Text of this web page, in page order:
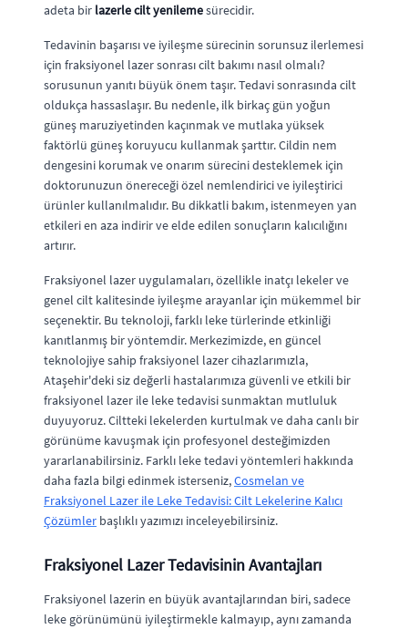
adeta bir lazerle cilt yenilemesürecidir.
Tedavinin başarısı ve iyileşme sürecinin sorunsuz ilerlemesi
için fraksiyonel lazer sonrası cilt bakımı nasıl olmalı?
sorusunun yanıtı büyük önem taşır. Tedavi sonrasında cilt
oldukça hassaslaşır. Bu nedenle, ilk birkaç gün yoğun
güneş maruziyetinden kaçınmak ve mutlaka yüksek
faktörlü güneş koruyucu kullanmak şarttır. Cildin nem
dengesini korumak ve onarım sürecini desteklemek için
doktorunuzun önereceği özel nemlendirici ve iyileştirici
ürünler kullanılmalıdır. Bu dikkatli bakım, istenmeyen yan
etkileri en aza indirir ve elde edilen sonuçların kalıcılığını
artırır.
Fraksiyonel lazer uygulamaları, özellikle inatçı lekeler ve
genel cilt kalitesinde iyileşme arayanlar için mükemmel bir
seçenektir. Bu teknoloji, farklı leke türlerinde etkinliği
kanıtlanmış bir yöntemdir. Merkezimizde, en güncel
teknolojiye sahip fraksiyonel lazer cihazlarımızla,
Ataşehir'deki siz değerli hastalarımıza güvenli ve etkili bir
fraksiyonel lazer ile leke tedavisi sunmaktan mutluluk
duyuyoruz. Ciltteki lekelerden kurtulmak ve daha canlı bir
görünüme kavuşmak için profesyonel desteğimizden
yararlanabilirsiniz. Farklı leke tedavi yöntemleri hakkında
daha fazla bilgi edinmek isterseniz,Cosmelan ve
Fraksiyonel Lazer ile Leke Tedavisi: Cilt Lekelerine Kalıcı
Çözümler başlıklı yazımızı inceleyebilirsiniz.
Fraksiyonel Lazer Tedavisinin Avantajları
Fraksiyonel lazerin en büyük avantajlarından biri, sadece
leke görünümünü iyileştirmekle kalmayıp, aynı zamanda